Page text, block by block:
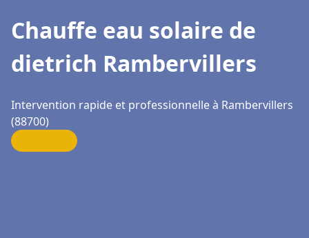
Chauffe eau solaire de
dietrich Rambervillers
Intervention rapide et professionnelle à Rambervillers
(88700)